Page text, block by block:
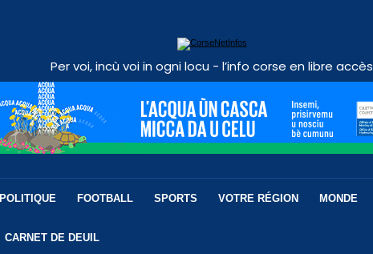
Per voi, incù voi in ogni locu - l’info corse en libre accès
POLITIQUE FOOTBALL SPORTS VOTRE RÉGION MONDE
CARNET DE DEUIL